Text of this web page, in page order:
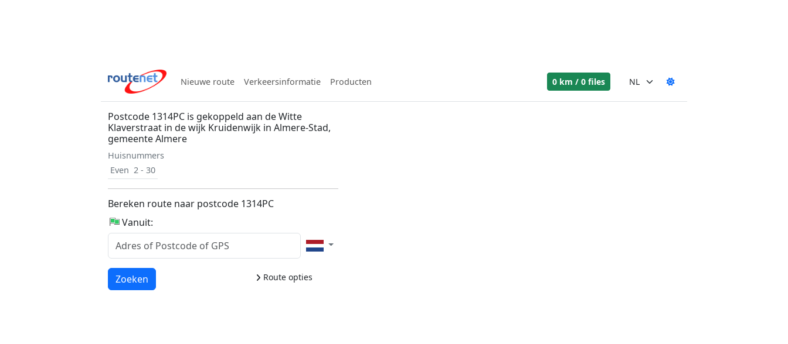
Nieuwe route Verkeersinformatie Producten 0 km / 0 files
Postcode 1314PC is gekoppeld aan de Witte
Klaverstraat in de wijk Kruidenwijk in Almere-Stad,
gemeente Almere
Huisnummers
Even 2 - 30
Bereken route naar postcode 1314PC
Vanuit:
Route opties
Laden...
Zoeken